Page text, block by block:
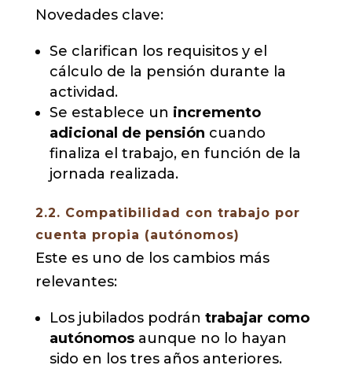
Novedades clave:
Se clarifican los requisitos y el
cálculo de la pensión durante la
actividad.
Se establece un incremento
adicional de pensión cuando
finaliza el trabajo, en función de la
jornada realizada.
2.2. Compatibilidad con trabajo por
cuenta propia (autónomos)
Este es uno de los cambios más
relevantes:
Los jubilados podrán trabajar como
autónomosaunque no lo hayan
sido en los tres años anteriores.